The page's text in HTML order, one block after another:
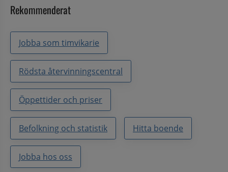
Rekommenderat
Jobba som timvikarie
Rödsta återvinningscentral
Öppettider och priser
Befolkning och statistik Hitta boende
Jobba hos oss